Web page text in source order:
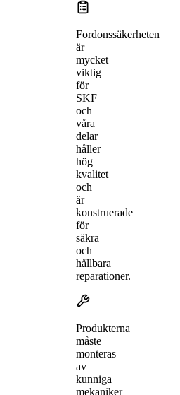
Fordonssäkerheten
är
mycket
viktig
för
SKF
och
våra
delar
håller
hög
kvalitet
och
är
konstruerade
för
säkra
och
hållbara
reparationer.
Produkterna
måste
monteras
av
kunniga
mekaniker